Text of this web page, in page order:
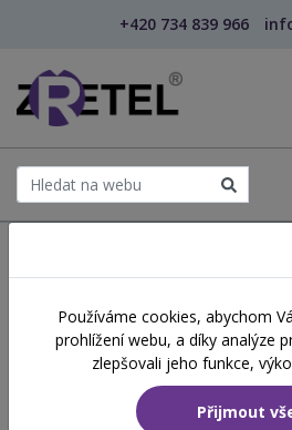
+420 734 839 966
Školení pro
na míru
Používáme cookies, abychom
prohlížení webu, a díky analýze
zlepšovali jeho funkce,
Přijmout